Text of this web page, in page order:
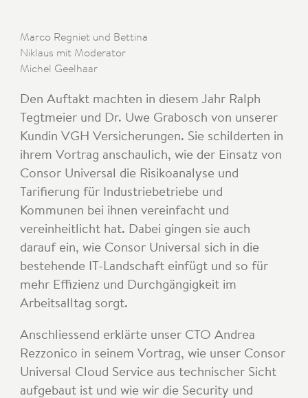
Marco Regniet und Bettina
Niklaus mit Moderator
Michel Geelhaar
Den Auftakt machten in diesem Jahr Ralph
Tegtmeier und Dr. Uwe Grabosch von unserer
Kundin VGH Versicherungen. Sie schilderten in
ihrem Vortrag anschaulich, wie der Einsatz von
Consor Universal die Risikoanalyse und
Tarifierung für Industriebetriebe und
Kommunen bei ihnen vereinfacht und
vereinheitlicht hat. Dabei gingen sie auch
darauf ein, wie Consor Universal sich in die
bestehende IT-Landschaft einfügt und so für
mehr Effizienz und Durchgängigkeit im
Arbeitsalltag sorgt.
Anschliessend erklärte unser CTO Andrea
Rezzonico in seinem Vortrag, wie unser Consor
Universal Cloud Service aus technischer Sicht
aufgebaut ist und wie wir die Security und